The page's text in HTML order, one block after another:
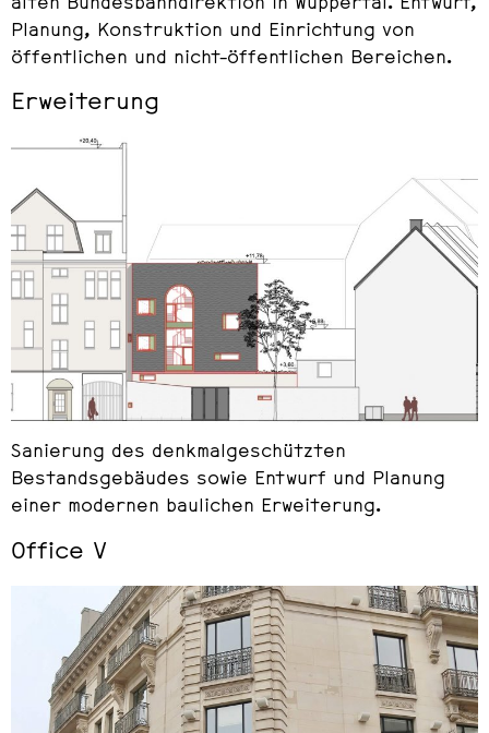
alten Bundesbahndirektion in Wuppertal. Entwurf,
Planung, Konstruktion und Einrichtung von
öffentlichen und nicht-öffentlichen Bereichen.
Erweiterung
Sanierung des denkmalgeschützten
Bestandsgebäudes sowie Entwurf und Planung
einer modernen baulichen Erweiterung.
Office V